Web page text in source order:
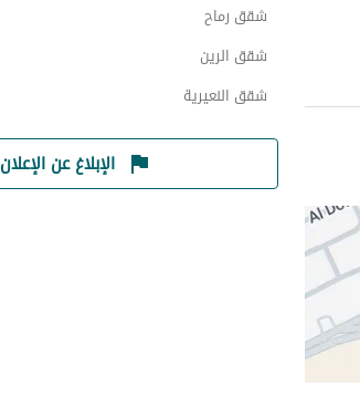
شقق رماح
شقق الرين
شقق النعيرية
الإبلاغ عن الإعلان